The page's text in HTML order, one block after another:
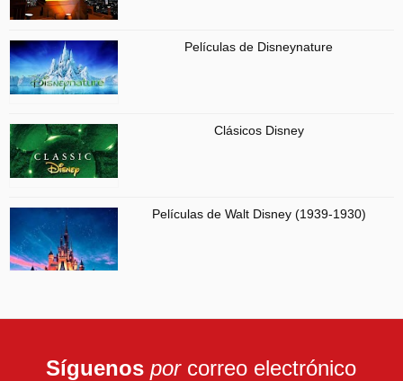
Películas de Disneynature
Clásicos Disney
Películas de Walt Disney (1939-1930)
Síguenos porcorreo electrónico